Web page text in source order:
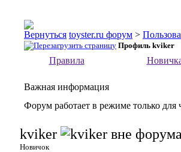
toyster.ru форум >
Профиль kviker
Правила
Важная информация
Форум работает в режиме только
kviker
Новичок